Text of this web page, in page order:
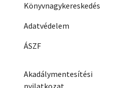
Könyvnagykereskedés
Adatvédelem
ÁSZF
Akadálymentesítési
nyilatkozat